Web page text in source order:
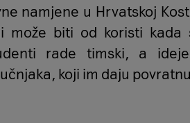
namjene u Hrvatskoj
može biti od koristi kada
rade timski, a
koji im daju